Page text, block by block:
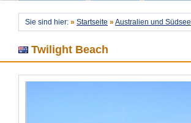
Sie sind hier: » Startseite » Australien und Südsee
Twilight Beach